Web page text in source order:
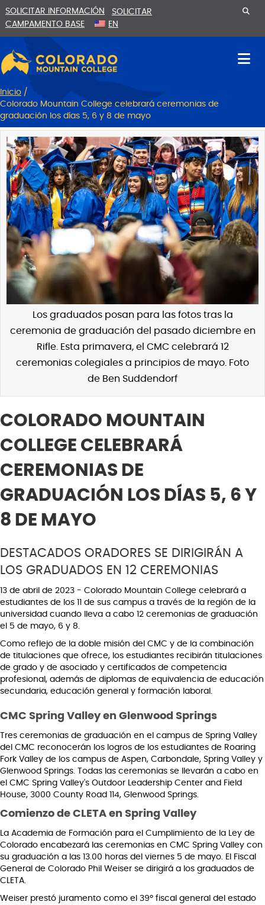
al
contenido
la
navegación
SOLICITAR INFORMACIÓN
SOLICITAR
CAMPAMENTO BASE
EN
Inicio /
Colorado Mountain College celebrará ceremonias de
graduación los días 5, 6 y 8 de mayo
Los graduados posan para las fotos tras la
ceremonia de graduación del pasado diciembre en
Rifle. Esta primavera, el CMC celebrará 12
ceremonias colegiales a principios de mayo. Foto
de Ben Suddendorf
COLORADO MOUNTAIN
COLLEGE CELEBRARÁ
CEREMONIAS DE
GRADUACIÓN LOS DÍAS 5, 6 Y
8 DE MAYO
DESTACADOS ORADORES SE DIRIGIRÁN A
LOS GRADUADOS EN 12 CEREMONIAS
13 de abril de 2023 - Colorado Mountain College celebrará a
estudiantes de los 11 de sus campus a través de la región de la
universidad cuando lleva a cabo 12 ceremonias de graduación
el 5 de mayo, 6 y 8.
Como reflejo de la doble misión del CMC y de la combinación
de titulaciones que ofrece, los estudiantes recibirán titulaciones
de grado y de asociado y certificados de competencia
profesional, además de diplomas de equivalencia de educación
secundaria, educación general y formación laboral.
CMC Spring Valley en Glenwood Springs
Tres ceremonias de graduación en el campus de Spring Valley
del CMC reconocerán los logros de los estudiantes de Roaring
Fork Valley de los campus de Aspen, Carbondale, Spring Valley y
Glenwood Springs. Todas las ceremonias se llevarán a cabo en
el CMC Spring Valley's Outdoor Leadership Center and Field
House, 3000 County Road 114, Glenwood Springs.
Comienzo de CLETA en Spring Valley
La Academia de Formación para el Cumplimiento de la Ley de
Colorado encabezará las ceremonias en CMC Spring Valley con
su graduación a las 13.00 horas del viernes 5 de mayo. El Fiscal
General de Colorado Phil Weiser se dirigirá a los graduados de
CLETA.
Weiser prestó juramento como el 39º fiscal general del estado